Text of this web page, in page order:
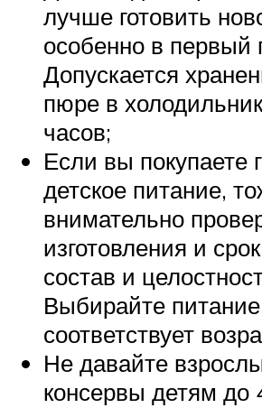
лучше готовить
особенно в первый
Допускается
пюре в
часов;
Если вы покупаете
детское питание,
внимательно
изготовления и
состав и
Выбирайте
соответствует
Не давайте
консервы детям до